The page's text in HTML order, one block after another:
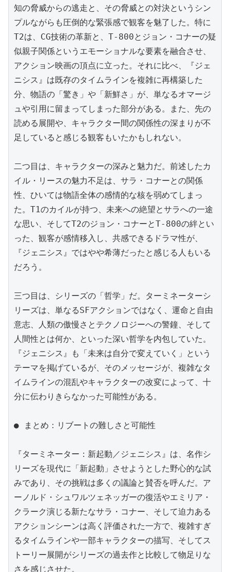
知の脅威からの逃走と、その脅威との対決というシン
プルながらも圧倒的な緊張感で観客を魅了した。特に
T2は、CG技術の革新と、T-800とジョン・コナーの疑
似親子関係というエモーショナルな要素を融合させ、
アクション映画の頂点に立った。それに比べ、『ジェ
ニシス』は既存のタイムラインを複雑に再構築した
分、物語の「驚き」や「新鮮さ」が、単なるオマージ
ュや引用に留まってしまった部分がある。また、先の
読める展開や、キャラクター間の関係性の深まりが不
足していると感じる観客もいたかもしれない。
二つ目は、キャラクターの深みと魅力だ。前述したカ
イル・リースの魅力不足は、サラ・コナーとの関係
性、ひいては物語全体の感情的な核を弱めてしまっ
た。T1のカイルが持つ、未来への絶望とサラへの一途
な思い、そしてT2のジョン・コナーとT-800の絆とい
った、観客が感情移入し、共感できるドラマ性が、
『ジェニシス』ではやや希薄だったと感じる人もいる
だろう。
三つ目は、シリーズの「哲学」だ。ターミネーターシ
リーズは、単なるSFアクションではなく、運命と自由
意志、人類の傲慢さとテクノロジーへの警鐘、そして
人間性とは何か、といった深い哲学を内包していた。
『ジェニシス』も「未来は自分で変えていく」という
テーマを掲げているが、そのメッセージが、複雑なタ
イムラインの混乱やキャラクターの改変によって、十
分に伝わりきらなかった可能性がある。
● まとめ：リブートの難しさと可能性
『ターミネーター：新起動／ジェニシス』は、名作シ
リーズを現代に「新起動」させようとした野心的な試
みであり、その挑戦は多くの議論と賛否を呼んだ。ア
ーノルド・シュワルツェネッガーの復活やエミリア・
クラーク演じる新たなサラ・コナー、そして迫力ある
アクションシーンは高く評価された一方で、複雑すぎ
るタイムラインや一部キャラクターの描写、そしてス
トーリー展開がシリーズの過去作と比較して物足りな
さを感じさせた。